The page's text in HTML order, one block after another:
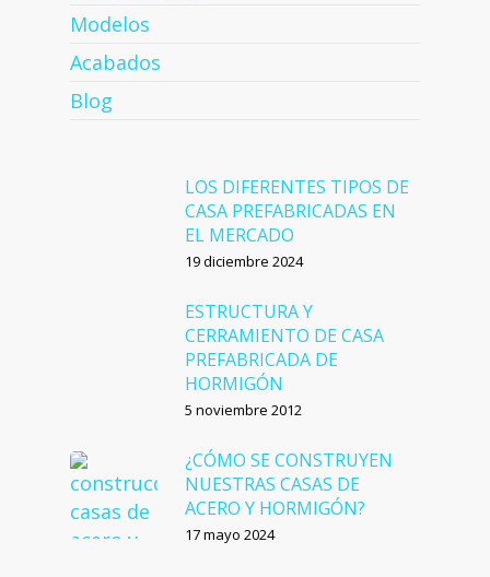
Modelos
Acabados
Blog
LOS DIFERENTES TIPOS DE
CASA PREFABRICADAS EN
EL MERCADO
19 diciembre 2024
ESTRUCTURA Y
CERRAMIENTO DE CASA
PREFABRICADA DE
HORMIGÓN
5 noviembre 2012
¿CÓMO SE CONSTRUYEN
NUESTRAS CASAS DE
ACERO Y HORMIGÓN?
17 mayo 2024